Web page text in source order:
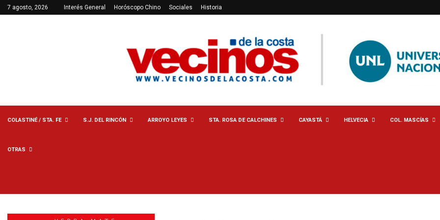
7 agosto, 2026 Interés General Horóscopo Chino Sociales Historia
COLASTINÉ / STA. FE S.J. DEL RINCÓN ARROYO LEYES STA. ROSA DE CALCHINES CAYASTÁ HELVECIA COL. MASCÍAS
OTRAS